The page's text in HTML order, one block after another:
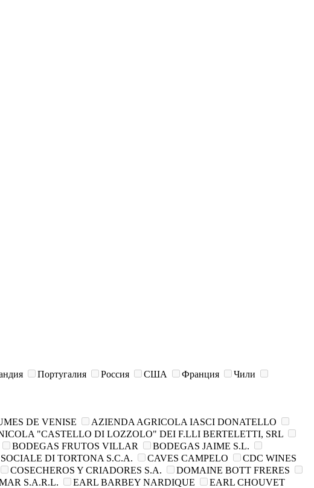
Португалия Россия США Франция
Чили
DE VENISE
AZIENDA AGRICOLA IASCI DONATELLO
"CASTELLO DI LOZZOLO" DEI F.LLI BERTELETTI, SRL
BODEGAS FRUTOS VILLAR
BODEGAS JAIME S.L.
DI TORTONA S.C.A. CAVES CAMPELO
CDC WINES
COSECHEROS Y CRIADORES S.A.
DOMAINE BOTT FRERES
S.A.R.L. EARL BARBEY NARDIQUE
EARL CHOUVET